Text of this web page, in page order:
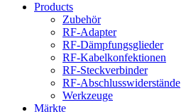
Products
Zubehör
RF-Adapter
RF-Dämpfungsglieder
RF-Kabelkonfektionen
RF-Steckverbinder
RF-Abschlusswiderstände
Werkzeuge
Märkte